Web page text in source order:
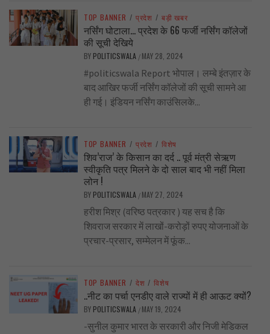
TOP BANNER / प्रदेश / बड़ी खबर
नर्सिंग घोटाला… प्रदेश के 66 फर्जी नर्सिंग कॉलेजों
की सूची देखिये
BY POLITICSWALA / MAY 28, 2024
#politicswala Report भोपाल। लम्बे इंतज़ार के
बाद आखिर फर्जी नर्सिंग कॉलेजों की सूची सामने आ
ही गई। इंडियन नर्सिंग काउंसिलके...
TOP BANNER / प्रदेश / विशेष
शिव’राज’ के किसान का दर्द .. पूर्व मंत्री सेऋण
स्वीकृति पत्र मिलने के दो साल बाद भी नहीं मिला
लोन !
BY POLITICSWALA / MAY 27, 2024
हरीश मिश्र (वरिष्ठ पत्रकार ) यह सच है कि
शिवराज सरकार में लाखों-करोड़ों रुपए योजनाओं के
प्रचार-प्रसार, सम्मेलन में फूंक...
TOP BANNER / देश / विशेष
..नीट का पर्चा एनडीए वाले राज्यों में ही आऊट क्यों?
BY POLITICSWALA / MAY 19, 2024
-सुनील कुमार भारत के सरकारी और निजी मेडिकल